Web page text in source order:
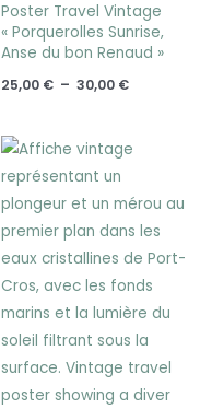
Poster Travel Vintage
« Porquerolles Sunrise,
Anse du bon Renaud »
25,00 € – 30,00 €
Plage
25,00 €
à
30,00 €